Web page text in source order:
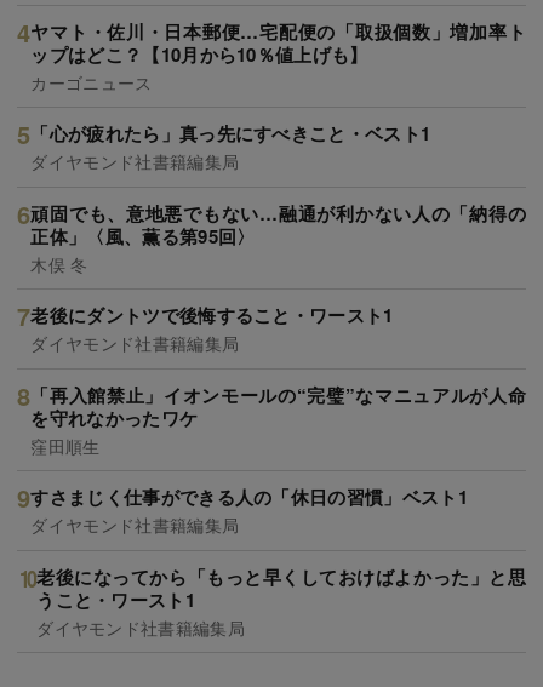
ヤマト・佐川・日本郵便…宅配便の「取扱個数」増加率ト
ップはどこ？【10月から10％値上げも】
カーゴニュース
「心が疲れたら」真っ先にすべきこと・ベスト1
ダイヤモンド社書籍編集局
頑固でも、意地悪でもない…融通が利かない人の「納得の
正体」〈風、薫る第95回〉
木俣 冬
老後にダントツで後悔すること・ワースト1
ダイヤモンド社書籍編集局
「再入館禁止」イオンモールの“完璧”なマニュアルが人命
を守れなかったワケ
窪田順生
すさまじく仕事ができる人の「休日の習慣」ベスト1
ダイヤモンド社書籍編集局
老後になってから「もっと早くしておけばよかった」と思
うこと・ワースト1
ダイヤモンド社書籍編集局